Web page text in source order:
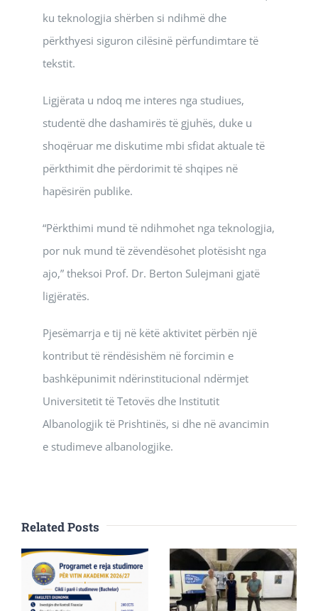
ku teknologjia shërben si ndihmë dhe
përkthyesi siguron cilësinë përfundimtare të
tekstit.
Ligjërata u ndoq me interes nga studiues,
studentë dhe dashamirës të gjuhës, duke u
shoqëruar me diskutime mbi sfidat aktuale të
përkthimit dhe përdorimit të shqipes në
hapësirën publike.
“Përkthimi mund të ndihmohet nga teknologjia,
por nuk mund të zëvendësohet plotësisht nga
ajo,” theksoi Prof. Dr. Berton Sulejmani gjatë
ligjëratës.
Pjesëmarrja e tij në këtë aktivitet përbën një
kontribut të rëndësishëm në forcimin e
bashkëpunimit ndërinstitucional ndërmjet
Universitetit të Tetovës dhe Institutit
Albanologjik të Prishtinës, si dhe në avancimin
e studimeve albanologjike.
Related Posts